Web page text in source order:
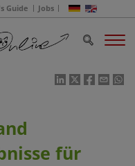
Guide Jobs
für